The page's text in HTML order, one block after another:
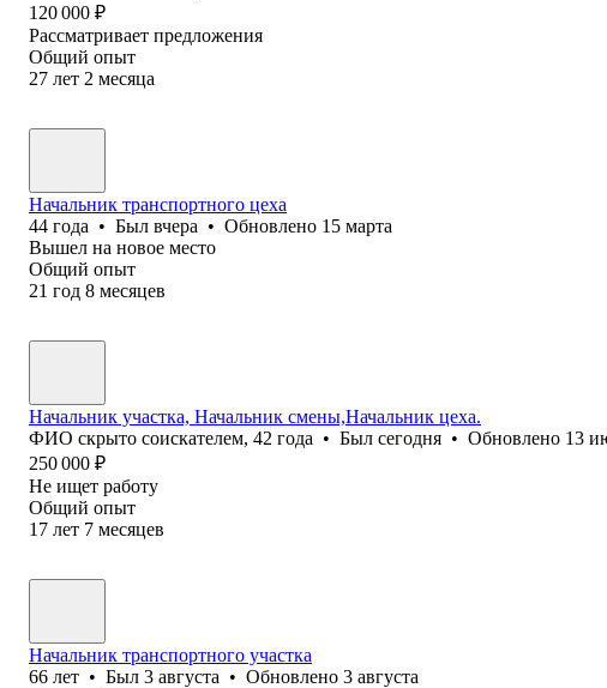
120 000 ₽
Рассматривает предложения
Общий опыт
27 лет 2 месяца
Начальник транспортного цеха
44 года • Был вчера • Обновлено 15 марта
Вышел на новое место
Общий опыт
21 год 8 месяцев
Начальник участка, Начальник смены,Начальник цеха.
ФИО скрыто соискателем, 42 года • Был сегодня • Обновлено 13
250 000 ₽
Не ищет работу
Общий опыт
17 лет 7 месяцев
Начальник транспортного участка
66 лет • Был 3 августа • Обновлено 3 августа